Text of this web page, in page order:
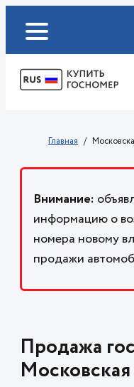
Главная
Внимание:
информацию о
номера новому
продажи
Продажа